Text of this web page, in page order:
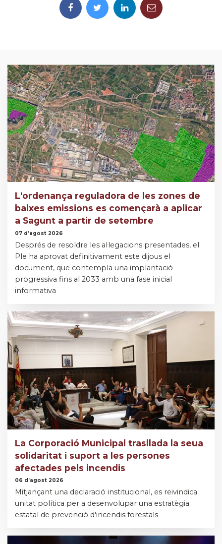
L'ordenança reguladora de les zones de
baixes emissions es començarà a aplicar
a Sagunt a partir de setembre
07 d’agost 2026
Després de resoldre les al·legacions presentades, el
Ple ha aprovat definitivament este dijous el
document, que contempla una implantació
progressiva fins al 2033 amb una fase inicial
informativa
La Corporació Municipal trasllada la seua
solidaritat i suport a les persones
afectades pels incendis
06 d’agost 2026
Mitjançant una declaració institucional, es reivindica
unitat política per a desenvolupar una estratègia
estatal de prevenció d'incendis forestals